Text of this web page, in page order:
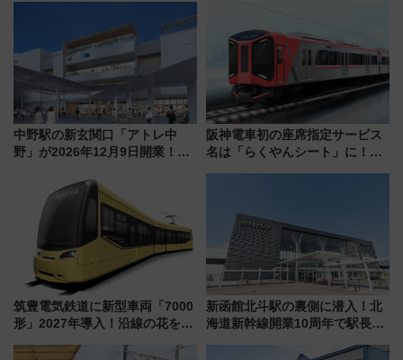
中野駅の新玄関口「アトレ中
野」が2026年12月9日開業！新
注目スポット
阪神電車初の座席指定サービス
名は「らくやんシート」に！新
筑豊電気鉄道に新型車両「7000
形」2027年導入！沿線の花をイ
新函館北斗駅の裏側に潜入！北
海道新幹線開業10周年で駅長